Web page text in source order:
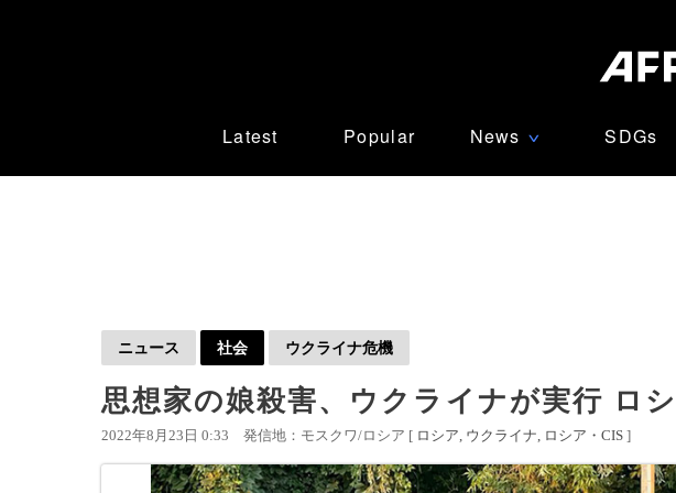
Latest Popular News ∨ SDGs
ニュース 社会 ウクライナ危機
思想家の娘殺害、ウクライナが実行 ロ
2022年8月23日 0:33 発信地：モスクワ/ロシア [ ロシア ウクライナ ロシア・CIS ]